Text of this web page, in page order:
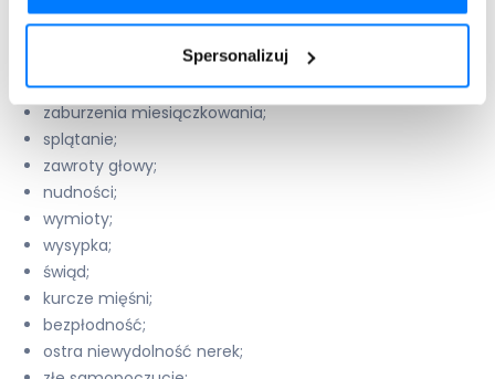
Spersonalizuj
ból piersi;
ginekomastia u mężczyzn;
powiększenie piersi;
zaburzenia miesiączkowania;
splątanie;
zawroty głowy;
nudności;
wymioty;
wysypka;
świąd;
kurcze mięśni;
bezpłodność;
ostra niewydolność nerek;